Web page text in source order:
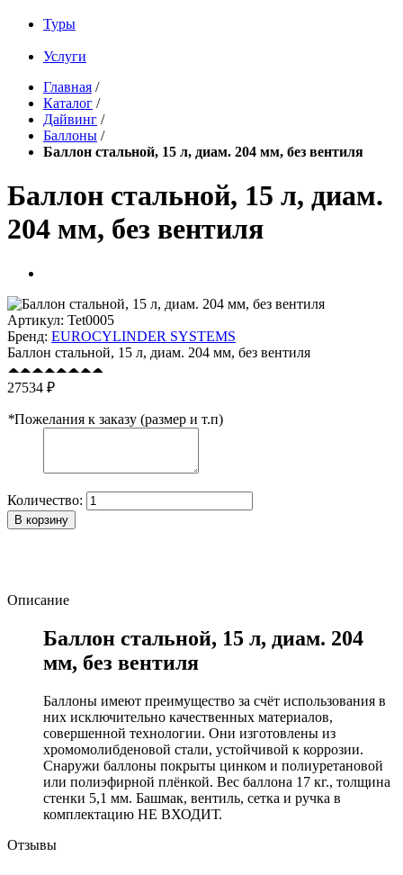
Туры
Услуги
Главная /
Каталог /
Дайвинг /
Баллоны /
Баллон стальной, 15 л, диам. 204 мм, без вентиля
Баллон стальной, 15 л, диам.
204 мм, без вентиля
Артикул: Tet0005
Бренд: EUROCYLINDER SYSTEMS
Баллон стальной, 15 л, диам. 204 мм, без вентиля
27534 ₽
*Пожелания к заказу (размер и т.п)
Количество:
В корзину
Описание
Баллон стальной, 15 л, диам. 204
мм, без вентиля
Баллоны имеют преимущество за счёт использования в
них исключительно качественных материалов,
совершенной технологии. Они изготовлены из
хромомолибденовой стали, устойчивой к коррозии.
Снаружи баллоны покрыты цинком и полиуретановой
или полиэфирной плёнкой. Вес баллона 17 кг., толщина
стенки 5,1 мм. Башмак, вентиль, сетка и ручка в
комплектацию НЕ ВХОДИТ.
Отзывы